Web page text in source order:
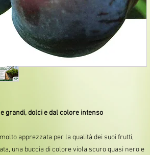
grandi, dolci e dal colore intenso
apprezzata per la qualità dei suoi frutti,
una buccia di colore viola scuro quasi nero e